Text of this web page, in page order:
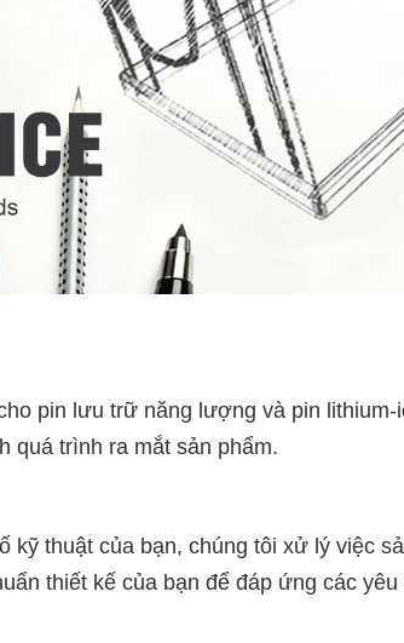
pin lưu trữ năng lượng và pin
quá trình ra mắt sản phẩm.
kỹ thuật của bạn, chúng tôi xử lý việc
thiết kế của bạn để đáp ứng các